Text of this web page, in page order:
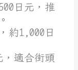
日元，推
約1,000日
，適合街頭